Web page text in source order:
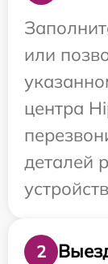
или
центра
деталей
2